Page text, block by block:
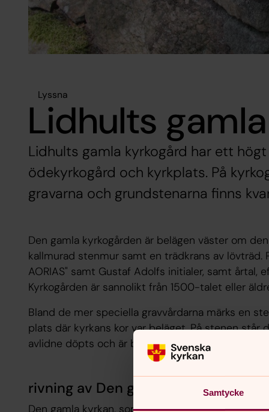
Samtycke
Lyssna
Lidhults
Lidhults gamla kyrkogård har ett
ödekyrkogård och kyrkplats. På
gravarna och grundstenarna finns
Den gamla kyrkogården är belägen väster om
kallmurad stenmur samt en trädkrans av lövträd.
AORIAS" samt Gustaf Adolfs initialer, samt årtal,
Kyrkogården är sannolikt från 1500-talet eller
Bland de mer speciella gravvårdarna märks en
plats där kyrkans kor var beläget. På stenen
avlidne döpts och är begraven. På kyrkogården
rivning av Den gamla kyrkan